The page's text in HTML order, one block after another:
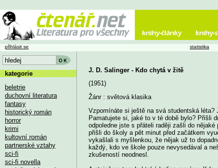
J. D. Salinger - Kdo chytá v žitě
(1951)
Žánr : světová klasika
Vzpomínáte si ještě na svá studentská
Pamatujete si, jaké to v té době bylo? Přišli
odpoledne jste s přáteli raději zašli do
přišli do školy a pět minut před začátkem
vykašlali s myšlenkou, že nějak už to
každý, kdo ve škole pouze nevysedával a
zkušeností neodnesl.
přihlásit se statistika
kategorie
beletrie
duchovní literatura
fantasy
historický román
horror
krimi
kultovní román
partnerské vztahy
sci-fi
sci-fi novella